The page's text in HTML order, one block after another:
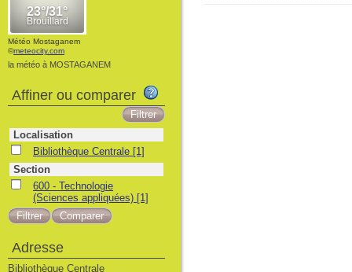
Météo Mostaganem
©meteocity.com
la météo à MOSTAGANEM
Affiner ou comparer
Localisation
Bibliothèque Centrale [1]
Section
600 - Technologie
(Sciences appliquées) [1]
Adresse
Bibliothèque Centrale